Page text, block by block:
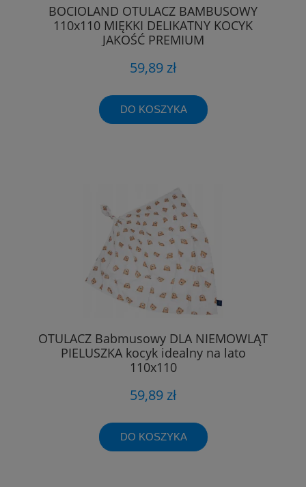
BOCIOLAND OTULACZ BAMBUSOWY
110x110 MIĘKKI DELIKATNY KOCYK
JAKOŚĆ PREMIUM
59,89 zł
DO KOSZYKA
OTULACZ Babmusowy DLA NIEMOWLĄT
PIELUSZKA kocyk idealny na lato
110x110
59,89 zł
DO KOSZYKA